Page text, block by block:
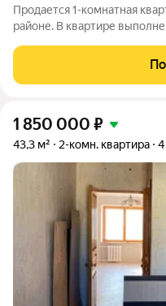
Продается 1-комнатная
районе. В квартире выполнен косметический ремонт, санузел
но имеется кладовая для
использовать как
1 850 000 ₽
43,3 м² 2-комн. квартира 4